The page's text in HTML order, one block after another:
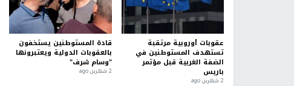
عقوبات أوروبية مرتقبة
تستهدف المستوطنين في
الضفة الغربية قبل مؤتمر
باريس
2 شهرين ago
قادة المستوطنين يستخفون
بالعقوبات الدولية ويعتبرونها
"وسام شرف"
2 شهرين ago